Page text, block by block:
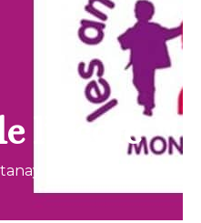
l’Ecole